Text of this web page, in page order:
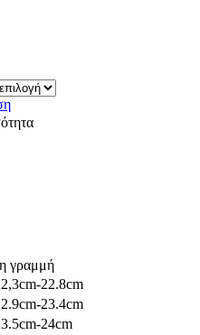
γραμμή
22.8cm
23.4cm
24cm